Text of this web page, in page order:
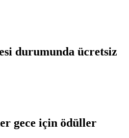
durumunda ücretsiz
gece için ödüller